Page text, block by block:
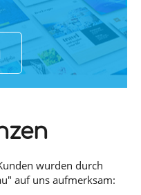
wurden durch
auf uns aufmerksam: